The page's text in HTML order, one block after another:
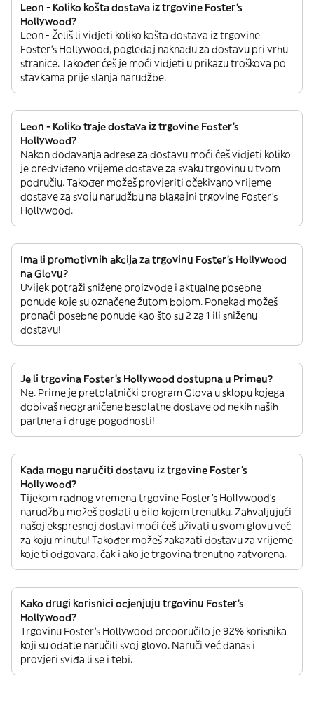
Leon - Koliko košta dostava iz trgovine Foster's
Hollywood?
Leon - Želiš li vidjeti koliko košta dostava iz trgovine
Foster's Hollywood, pogledaj naknadu za dostavu pri vrhu
stranice. Također ćeš je moći vidjeti u prikazu troškova po
stavkama prije slanja narudžbe.
Leon - Koliko traje dostava iz trgovine Foster's
Hollywood?
Nakon dodavanja adrese za dostavu moći ćeš vidjeti koliko
je predviđeno vrijeme dostave za svaku trgovinu u tvom
području. Također možeš provjeriti očekivano vrijeme
dostave za svoju narudžbu na blagajni trgovine Foster's
Hollywood.
Ima li promotivnih akcija za trgovinu Foster's Hollywood
na Glovu?
Uvijek potraži snižene proizvode i aktualne posebne
ponude koje su označene žutom bojom. Ponekad možeš
pronaći posebne ponude kao što su 2 za 1 ili sniženu
dostavu!
Je li trgovina Foster's Hollywood dostupna u Primeu?
Ne. Prime je pretplatnički program Glova u sklopu kojega
dobivaš neograničene besplatne dostave od nekih naših
partnera i druge pogodnosti!
Kada mogu naručiti dostavu iz trgovine Foster's
Hollywood?
Tijekom radnog vremena trgovine Foster's Hollywood’s
narudžbu možeš poslati u bilo kojem trenutku. Zahvaljujući
našoj ekspresnoj dostavi moći ćeš uživati u svom glovu već
za koju minutu! Također možeš zakazati dostavu za vrijeme
koje ti odgovara, čak i ako je trgovina trenutno zatvorena.
Kako drugi korisnici ocjenjuju trgovinu Foster's
Hollywood?
Trgovinu Foster's Hollywood preporučilo je 92% korisnika
koji su odatle naručili svoj glovo. Naruči već danas i
provjeri sviđa li se i tebi.